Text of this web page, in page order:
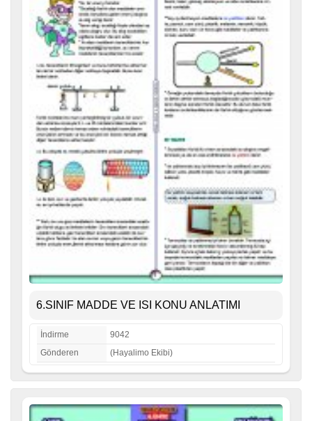
6.SINIF MADDE VE ISI KONU ANLATIMI
İndirme
9042
Gönderen
(Hayalimo Ekibi)